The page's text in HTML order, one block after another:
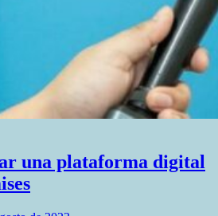
una plataforma digital